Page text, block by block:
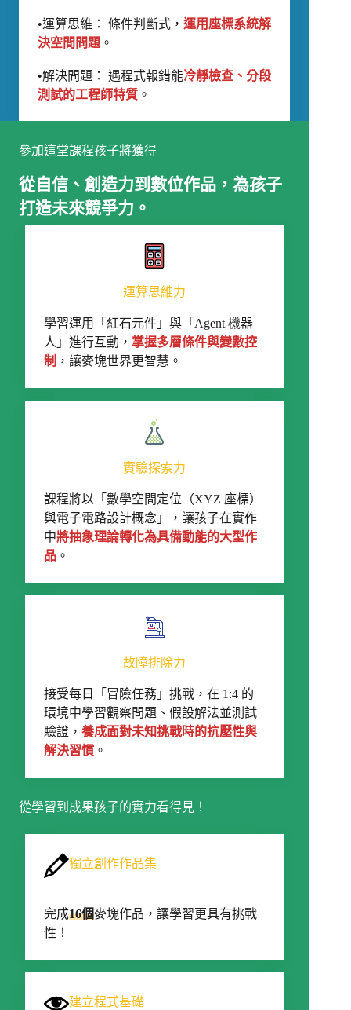
•運算思維： 條件判斷式， 運用座標系統解
決空間問題 。
•解決問題： 遇程式報錯能冷靜檢查、分段
測試的工程師特質 。
參加這堂課程孩子將獲得
從自信、創造力到數位作品，為孩子
打造未來競爭力。
運算思維力
學習運用「紅石元件」與「Agent 機器
人」進行互動， 掌握多層條件與變數控
制 ，讓麥塊世界更智慧。
實驗探索力
課程將以「數學空間定位（XYZ 座標）
與電子電路設計概念」，讓孩子在實作
中將抽象理論轉化為具備動能的大型作
品 。
故障排除力
接受每日「冒險任務」挑戰，在 1:4 的
環境中學習觀察問題、假設解法並測試
驗證， 養成面對未知挑戰時的抗壓性與
解決習慣 。
從學習到成果孩子的實力看得見！
獨立創作作品集
完成16個麥塊作品，讓學習更具有挑戰
性！
建立程式基礎